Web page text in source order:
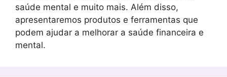
saúde mental e muito mais. Além disso,
apresentaremos produtos e ferramentas que
podem ajudar a melhorar a saúde financeira e
mental.